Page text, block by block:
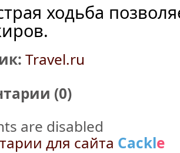
ходьба
Travel.ru
(0)
are disabled
для сайта Cackle